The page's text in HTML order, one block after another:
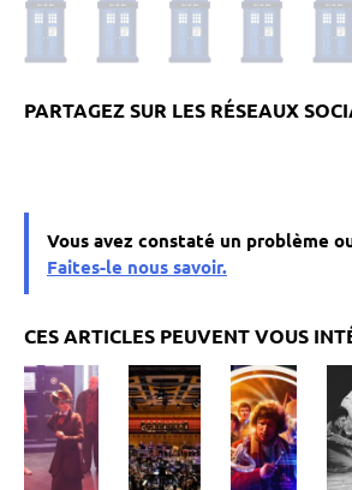
Vous avez constaté un problème
Faites-le nous savoir.